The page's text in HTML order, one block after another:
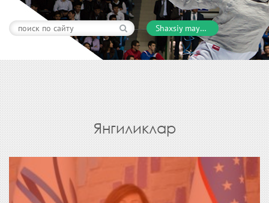
Shaxsiy maydon
Янгиликлар